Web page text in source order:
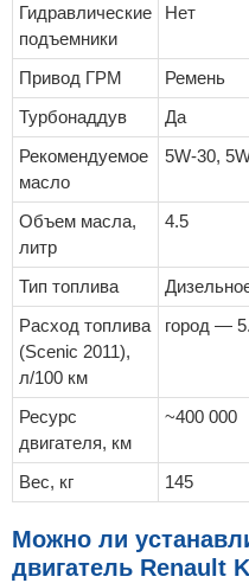
Гидравлические
подъемники
Нет
Привод ГРМ
Ремень
Турбонаддув
Да
Рекомендуемое
масло
5W-30,
Объем масла,
литр
4.5
Тип топлива
Расход топлива
(Scenic 2011),
л/100 км
город —
Ресурс
двигателя, км
~400 000
Вес, кг 145
Можно ли
двигатель Renault